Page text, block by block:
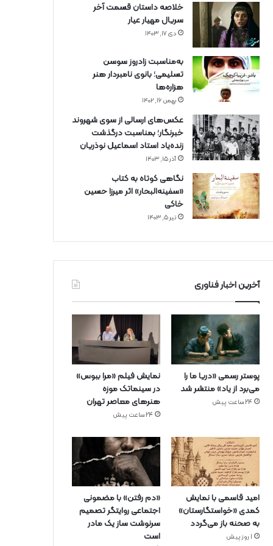
خلاصه داستان قسمت آخر
سریال مهیار عیار
دی ۱۷, ۱۴۰۳
به‌مناسبت زادروز سوسن
تسلیمی؛ بانوی نامبردار هنر
هزاره‌ها
بهمن ۱۶, ۱۴۰۲
عکس‌های ارسالی از سوی شهروند
خبرنگار؛ بمناسبت درگذشت
زنده‌یاد استاد اسماعیل نوذریان
آذر ۱۵, ۱۴۰۳
نگاهی کوتاه به کتاب
«سفینه‌البحار» اثر میرزا حسین
خاکی
تیر ۵, ۱۴۰۳
آخرین اخبار فناوری
پوستر رسمی «دریا ما را
می‌برد از یاد» منتشر شد
24 ساعت پیش
نمایش فیلم «مرا ببوس»
در سینماتک موزه
هنرهای معاصر تهران
24 ساعت پیش
امید قاسمی با نمایش
کمدی «خواستگارستان»
به صحنه باز می‌گردد
1 روز پیش
«دم رفتن» با مضمونی
اجتماعی روایتگر تصمیم
سرنوشت ساز یک مادر
است